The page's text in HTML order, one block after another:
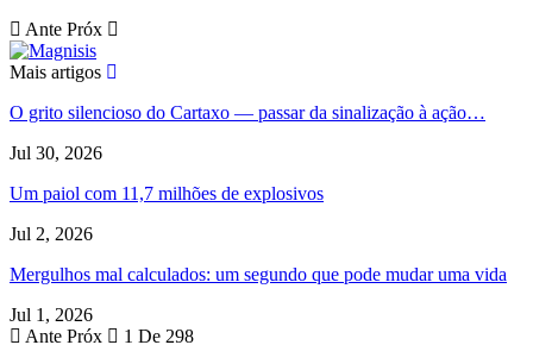
Ante Próx
Mais artigos
O grito silencioso do Cartaxo — passar da sinalização à ação…
Jul 30, 2026
Um paiol com 11,7 milhões de explosivos
Jul 2, 2026
Mergulhos mal calculados: um segundo que pode mudar uma vida
Jul 1, 2026
Ante Próx 1 De 298